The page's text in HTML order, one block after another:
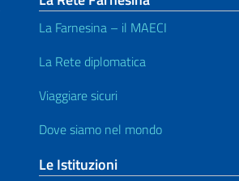
La Farnesina – il MAECI
La Rete diplomatica
Viaggiare sicuri
Dove siamo nel mondo
Le Istituzioni